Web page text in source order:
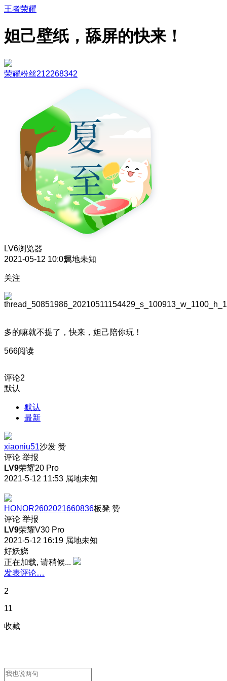
王者荣耀
妲己壁纸，舔屏的快来！
荣耀粉丝212268342
LV6浏览器
2021-05-12 10:05属地未知
关注
多的嘛就不提了，快来，妲己陪你玩！
566阅读
评论2
默认
默认
最新
xiaoniu51沙发 赞
评论 举报
LV9荣耀20 Pro
2021-5-12 11:53 属地未知
HONOR2602021660836板凳 赞
评论 举报
LV9荣耀V30 Pro
2021-5-12 16:19 属地未知
好妖娆
正在加载, 请稍候...
发表评论…
2
11
收藏